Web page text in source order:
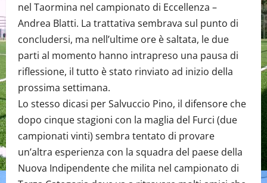
nel Taormina nel campionato di Eccellenza –
Andrea Blatti. La trattativa sembrava sul punto di
concludersi, ma nell’ultime ore è saltata, le due
parti al momento hanno intrapreso una pausa di
riflessione, il tutto è stato rinviato ad inizio della
prossima settimana.
Lo stesso dicasi per Salvuccio Pino, il difensore che
dopo cinque stagioni con la maglia del Furci (due
campionati vinti) sembra tentato di provare
un’altra esperienza con la squadra del paese della
Nuova Indipendente che milita nel campionato di